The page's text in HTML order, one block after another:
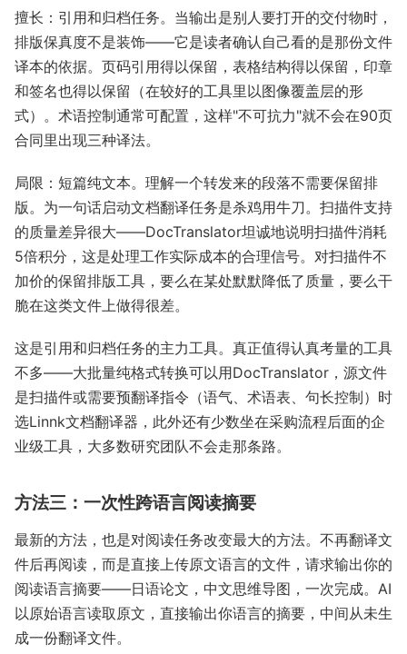
擅长：引用和归档任务。当输出是别人要打开的交付物时，
排版保真度不是装饰——它是读者确认自己看的是那份文件
译本的依据。页码引用得以保留，表格结构得以保留，印章
和签名也得以保留（在较好的工具里以图像覆盖层的形
式）。术语控制通常可配置，这样"不可抗力"就不会在90页
合同里出现三种译法。
局限：短篇纯文本。理解一个转发来的段落不需要保留排
版。为一句话启动文档翻译任务是杀鸡用牛刀。扫描件支持
的质量差异很大——DocTranslator坦诚地说明扫描件消耗
5倍积分，这是处理工作实际成本的合理信号。对扫描件不
加价的保留排版工具，要么在某处默默降低了质量，要么干
脆在这类文件上做得很差。
这是引用和归档任务的主力工具。真正值得认真考量的工具
不多——大批量纯格式转换可以用DocTranslator，源文件
是扫描件或需要预翻译指令（语气、术语表、句长控制）时
选Linnk文档翻译器，此外还有少数坐在采购流程后面的企
业级工具，大多数研究团队不会走那条路。
方法三：一次性跨语言阅读摘要
最新的方法，也是对阅读任务改变最大的方法。不再翻译文
件后再阅读，而是直接上传原文语言的文件，请求输出你的
阅读语言摘要——日语论文，中文思维导图，一次完成。AI
以原始语言读取原文，直接输出你语言的摘要，中间从未生
成一份翻译文件。